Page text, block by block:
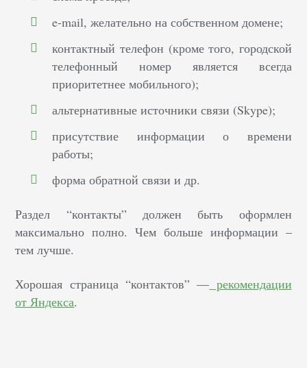
e-mail, желательно на собственном домене;
контактный телефон (кроме того, городской
телефонный номер является всегда
приоритетнее мобильного);
альтернативные источники связи (Skype);
присутствие информации о времени
работы;
форма обратной связи и др.
Раздел “контакты” должен быть оформлен
максимально полно. Чем больше информации –
тем лучше.
Хорошая страница “контактов” — рекомендации
от Яндекса.